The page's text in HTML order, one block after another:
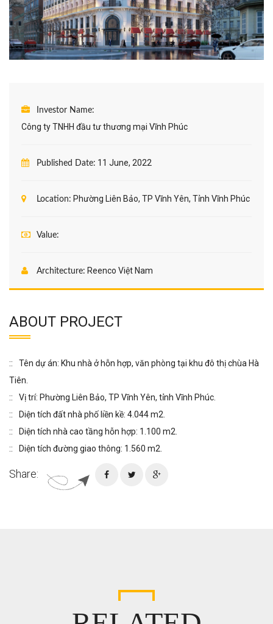
Investor Name:
Công ty TNHH đầu tư thương mại Vĩnh Phúc
Published Date: 11 June, 2022
Location: Phường Liên Bảo, TP Vĩnh Yên, Tỉnh Vĩnh Phúc
Value:
Architecture: Reenco Việt Nam
ABOUT PROJECT
Tên dự án: Khu nhà ở hỗn hợp, văn phòng tại khu đô thị chùa Hà
Tiên.
Vị trí: Phường Liên Bảo, TP Vĩnh Yên, tỉnh Vĩnh Phúc.
Diện tích đất nhà phố liền kề: 4.044 m2.
Diện tích nhà cao tầng hỗn hợp: 1.100 m2.
Diện tích đường giao thông: 1.560 m2.
Share: